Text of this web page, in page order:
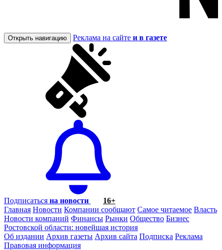
Открыть навигацию Реклама на сайте и в газете
Подписаться на новости
16+
Главная Новости Компании сообщают Самое читаемое Власть
Новости компаний Финансы Рынки Общество Бизнес
Ростовской области: новейшая история
Об издании Архив газеты Архив сайта Подписка Реклама
Правовая информация